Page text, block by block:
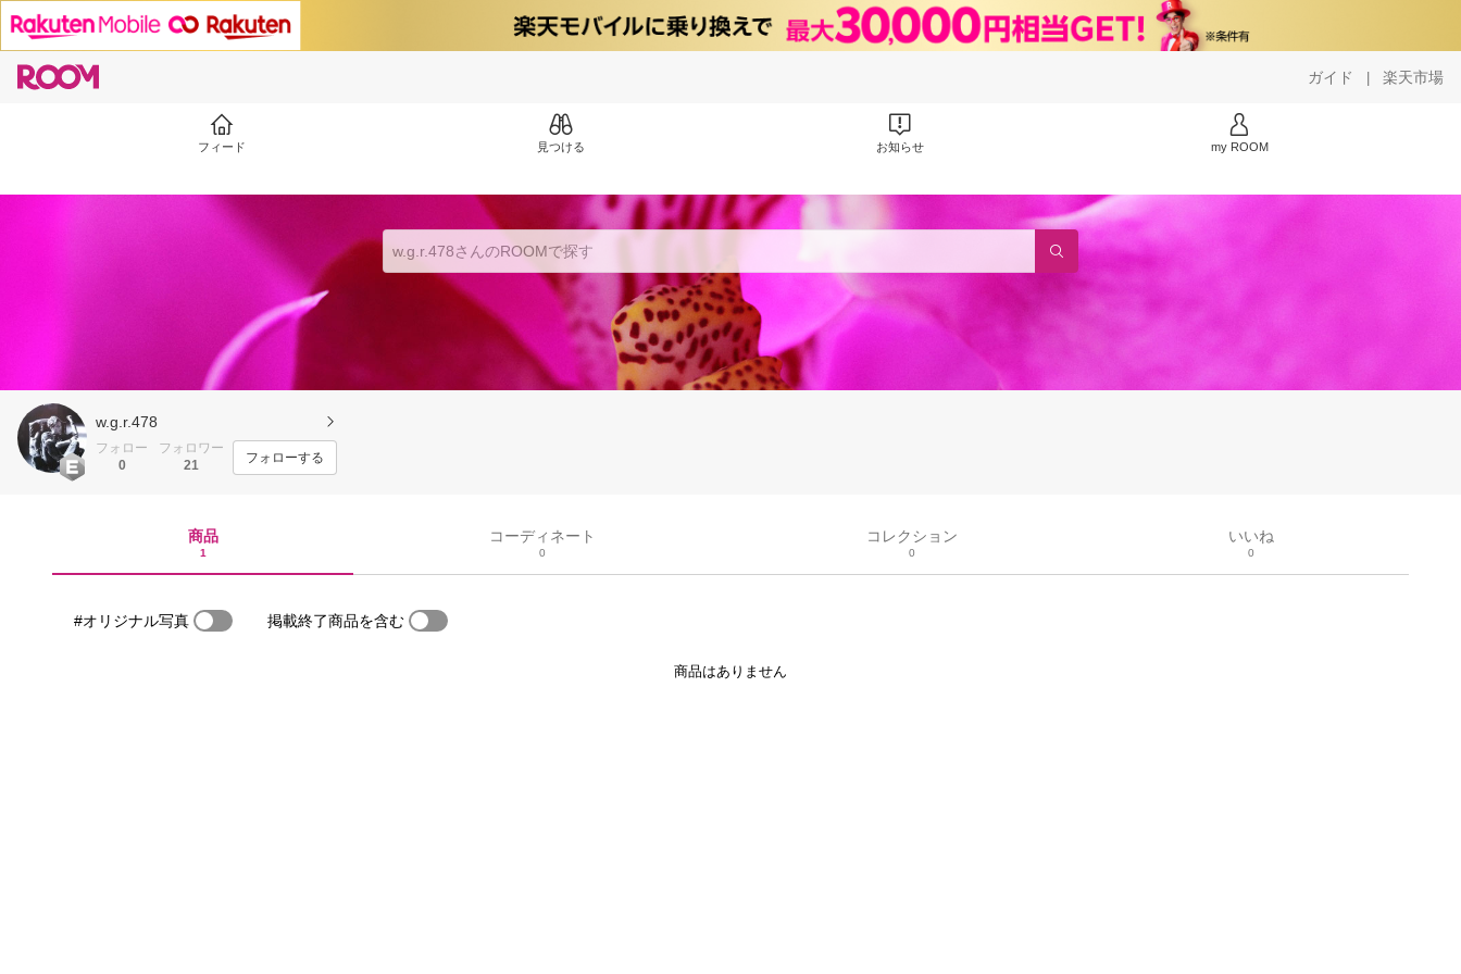
ガイド | 楽天市場
フィード 見つける お知らせ my ROOM
w.g.r.478
フォロー
0
フォロワー
21
フォローする
商品
1
コーディネート
0
コレクション
0
いいね
0
#オリジナル写真 掲載終了商品を含む
商品はありません